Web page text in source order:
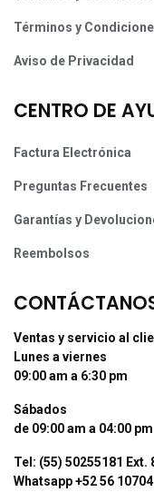
Términos y
Aviso de Privacidad
CENTRO DE
Factura Electrónica
Preguntas Frecuentes
Garantías y
Reembolsos
Ventas y servicio al
Lunes a viernes
09:00 am a 6:30 pm
Sábados
de 09:00 am a 04:00 pm
Tel: (55) 50255181 Ext.
Whatsapp +52 56